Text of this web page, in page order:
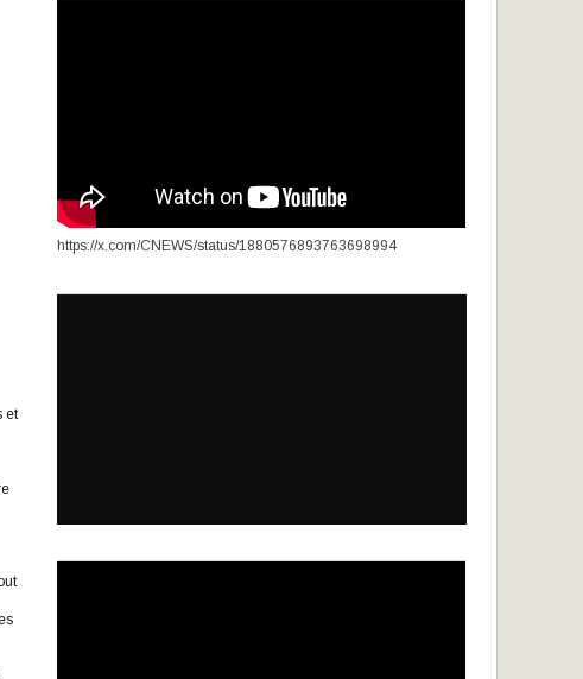
et
https://x.com/CNEWS/status/1880576893763698994